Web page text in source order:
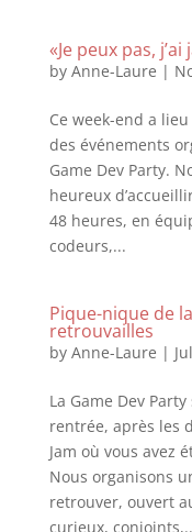
«Je peux pas, j’ai
by Anne-Laure |
Ce week-end a
des événements
Game Dev Party.
heureux
48 heures, en
codeurs,...
Pique-nique de
retrouvailles
by Anne-Laure |
La Game Dev
rentrée, après les
Jam où vous avez
Nous organisons
retrouver, ouvert
curieux,